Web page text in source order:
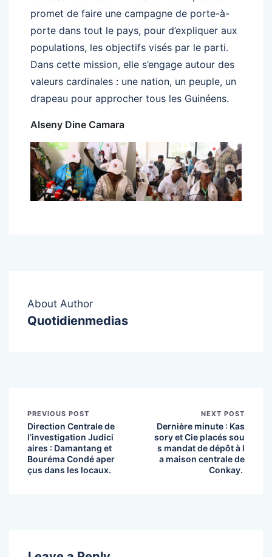
promet de faire une campagne de porte-à-
porte dans tout le pays, pour d’expliquer aux
populations, les objectifs visés par le parti.
Dans cette mission, elle s’engage autour des
valeurs cardinales : une nation, un peuple, un
drapeau pour approcher tous les Guinéens.
Alseny Dine Camara
About Author
Quotidienmedias
PREVIOUS POST
Direction Centrale de
l’investigation Judici
aires : Damantang et
Bouréma Condé aper
çus dans les locaux.
NEXT POST
Dernière minute : Kas
sory et Cie placés sou
s mandat de dépôt à l
a maison centrale de
Conkay.